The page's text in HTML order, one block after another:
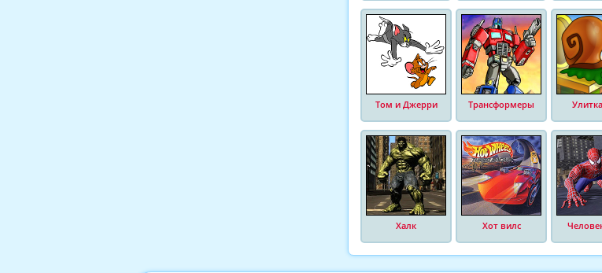
Том и Джерри Трансформеры
Халк Хот вилс